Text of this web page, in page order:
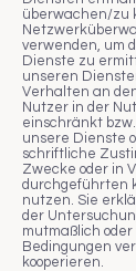
überwachen/zu
verwenden, um
Dienste zu
unseren
Verhalten an
Nutzer in der
einschränkt
unsere Dienste
schriftliche
Zwecke oder in
durchgeführten
nutzen. Sie
der
mutmaßlich
Bedingungen
kooperieren.